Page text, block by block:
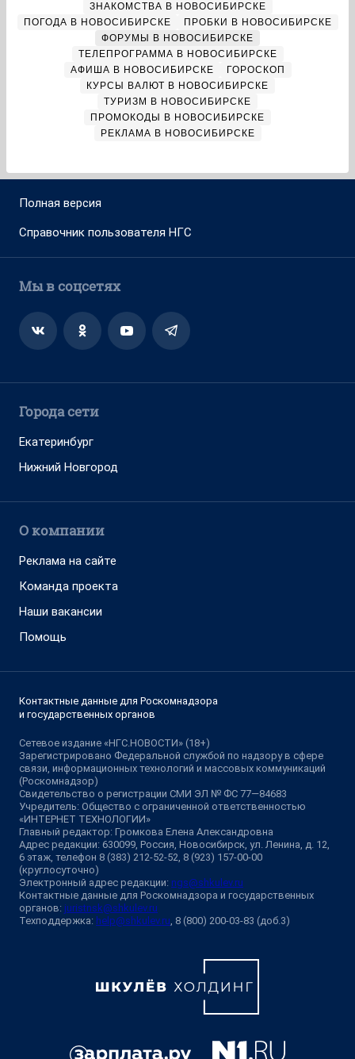
ЗНАКОМСТВА В НОВОСИБИРСКЕ
ПОГОДА В НОВОСИБИРСКЕ
ПРОБКИ В НОВОСИБИРСКЕ
ФОРУМЫ В НОВОСИБИРСКЕ
ТЕЛЕПРОГРАММА В НОВОСИБИРСКЕ
АФИША В НОВОСИБИРСКЕ
ГОРОСКОП
КУРСЫ ВАЛЮТ В НОВОСИБИРСКЕ
ТУРИЗМ В НОВОСИБИРСКЕ
ПРОМОКОДЫ В НОВОСИБИРСКЕ
РЕКЛАМА В НОВОСИБИРСКЕ
Полная версия
Справочник пользователя НГС
Мы в соцсетях
Города сети
Екатеринбург
Нижний Новгород
О компании
Реклама на сайте
Команда проекта
Наши вакансии
Помощь
Контактные данные для Роскомнадзора
и государственных органов
Сетевое издание «НГС.НОВОСТИ» (18+)
Зарегистрировано Федеральной службой по надзору в сфере
связи, информационных технологий и массовых коммуникаций
(Роскомнадзор)
Свидетельство о регистрации СМИ ЭЛ № ФС 77—84683
Учредитель: Общество с ограниченной ответственностью
«ИНТЕРНЕТ ТЕХНОЛОГИИ»
Главный редактор: Громкова Елена Александровна
Адрес редакции: 630099, Россия, Новосибирск, ул. Ленина, д. 12,
6 этаж, телефон 8 (383) 212-52-52, 8 (923) 157-00-00
(круглосуточно)
Электронный адрес редакции: ngs@shkulev.ru
Контактные данные для Роскомнадзора и государственных
органов: juristnsk@shkulev.ru
Техподдержка: help@shkulev.ru, 8 (800) 200-03-83 (доб.3)